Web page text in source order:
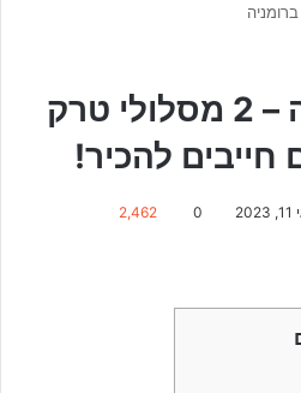
טרקים ברומניה – 2 מסלולי טרק
להכיר!
0
2,462